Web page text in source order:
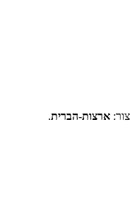
ארצות-הברית.